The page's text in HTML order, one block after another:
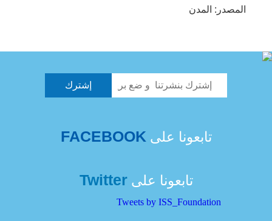
المصدر: المدن
تابعونا على FACEBOOK
تابعونا علىTwitter
Tweets by ISS_Foundation